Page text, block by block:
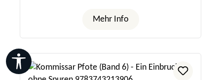
Mehr Info
Werkzeugleiste anzeigen